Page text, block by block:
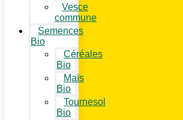
Vesce
commune
Semences
Bio
Céréales
Bio
Maïs
Bio
Tournesol
Bio